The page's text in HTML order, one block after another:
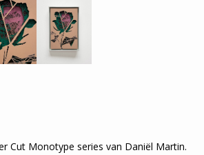
Cut Monotype series van Daniël Martin.